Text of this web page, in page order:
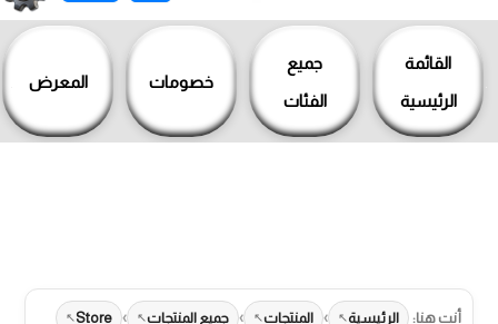
القائمة
الرئيسية
جميع
الفئات
خصومات المعرض
تخطي
أنت هنا: الرئيسية › المنتجات › جميع المنتجات ›
Store